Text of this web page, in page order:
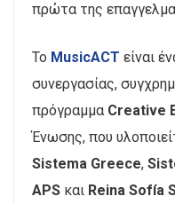
πρώτα της
Το MusicACT είναι
συνεργασίας,
πρόγραμμα Creative
Ένωσης, που
Sistema Greece,
APS και Reina Sofía